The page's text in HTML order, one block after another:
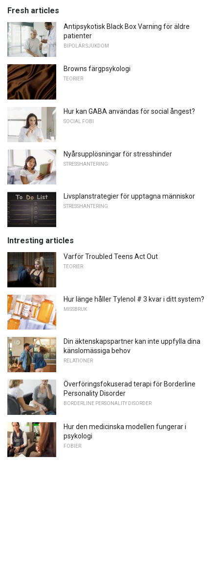
Fresh articles
Antipsykotisk Black Box Varning för äldre
patienter
BIPOLÄR SJUKDOM
Browns färgpsykologi
TEORIER
Hur kan GABA användas för social ångest?
SOCIAL FOBI
Nyårsupplösningar för stresshinder
STRESSHANTERING
Livsplanstrategier för upptagna människor
STRESSHANTERING
Intresting articles
Varför Troubled Teens Act Out
TEORIER
Hur länge håller Tylenol # 3 kvar i ditt system?
MISSBRUK
Din äktenskapspartner kan inte uppfylla dina
känslomässiga behov
RELATIONER
Överföringsfokuserad terapi för Borderline
Personality Disorder
BORDERLINE PERSONALITY DISORDER
Hur den medicinska modellen fungerar i
psykologi
FOBIER